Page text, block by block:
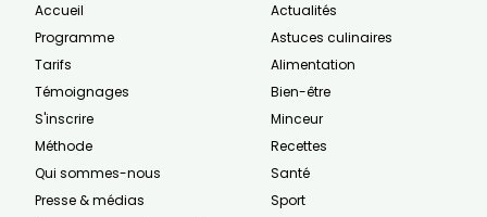
Accueil
Programme
Tarifs
Témoignages
S'inscrire
Méthode
Qui sommes-nous
Presse & médias
Actualités
Astuces culinaires
Alimentation
Bien-être
Minceur
Recettes
Santé
Sport